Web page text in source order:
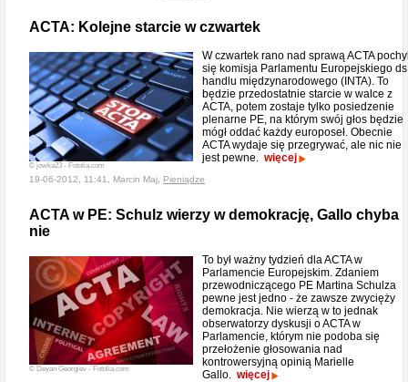
ACTA: Kolejne starcie w czwartek
© jowka23 - Fotolia.com
W czwartek rano nad sprawą ACTA
się komisja Parlamentu Europejskiego
handlu międzynarodowego (INTA). To
będzie przedostatnie starcie w walce z
ACTA, potem zostaje tylko posiedzenie
plenarne PE, na którym swój głos będzie
mógł oddać każdy europoseł. Obecnie
ACTA wydaje się przegrywać, ale nic nie
jest pewne. więcej
19-06-2012, 11:41, Marcin Maj, Pieniądze
ACTA w PE: Schulz wierzy w demokrację, Gallo chyba
nie
© Deyan Georgiev - Fotolia.com
To był ważny tydzień dla ACTA w
Parlamencie Europejskim. Zdaniem
przewodniczącego PE Martina Schulza
pewne jest jedno - że zawsze zwycięży
demokracja. Nie wierzą w to jednak
obserwatorzy dyskusji o ACTA w
Parlamencie, którym nie podoba się
przełożenie głosowania nad
kontrowersyjną opinią Marielle
Gallo. więcej